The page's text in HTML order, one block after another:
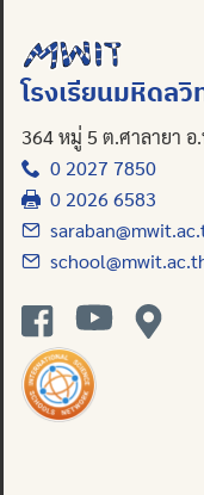
โรงเรียนมหิดล
364 หมู่ 5 ต.ศาลายา
0 2027 7850
0 2026 6583